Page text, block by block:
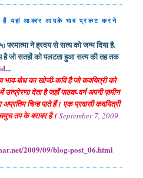
हैं यहां आकार आपके भाव प्रकट करने
ने ह्रदय से सत्य को जन्म दिया है.
है जो सतहों को पलटता हुआ सत्य की तह तक
भाव-बोध का खोजी-कवि है जो कवयित्री को
देता है जहाँ पाठक-वर्ग अपनी ज़मीन
चिन्ह पाते हैं। एक प्रवासी कवयित्री
तप के बराबर है। September 7, 2009
2009/09/blog-post_06.html